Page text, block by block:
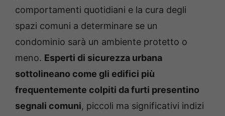
comportamenti quotidiani e la cura degli
spazi comuni a determinare se un
condominio sarà un ambiente protetto o
meno. Esperti di sicurezza urbana
sottolineano come gli edifici più
frequentemente colpiti da furti presentino
segnali comuni, piccoli ma significativi indizi